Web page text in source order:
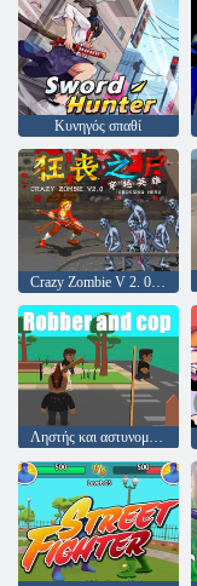
Κυνηγός σπαθί
Crazy Zombie V 2. 0 Crossing Hero